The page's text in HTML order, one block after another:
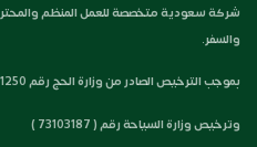
شركة سعودية متخصصة للعمل المنظم
والسفر.
بموجب الترخيص الصادر من وزارة الحج رقم 1250
وترخيص وزارة السياحة رقم ( 73103187 )